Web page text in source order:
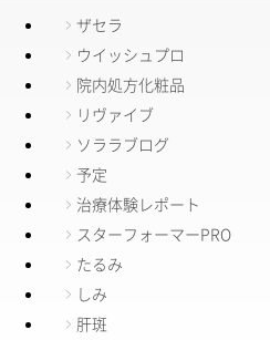
ザセラ
ウイッシュプロ
院内処方化粧品
リヴァイブ
ソララブログ
予定
治療体験レポート
スターフォーマーPRO
たるみ
しみ
肝斑